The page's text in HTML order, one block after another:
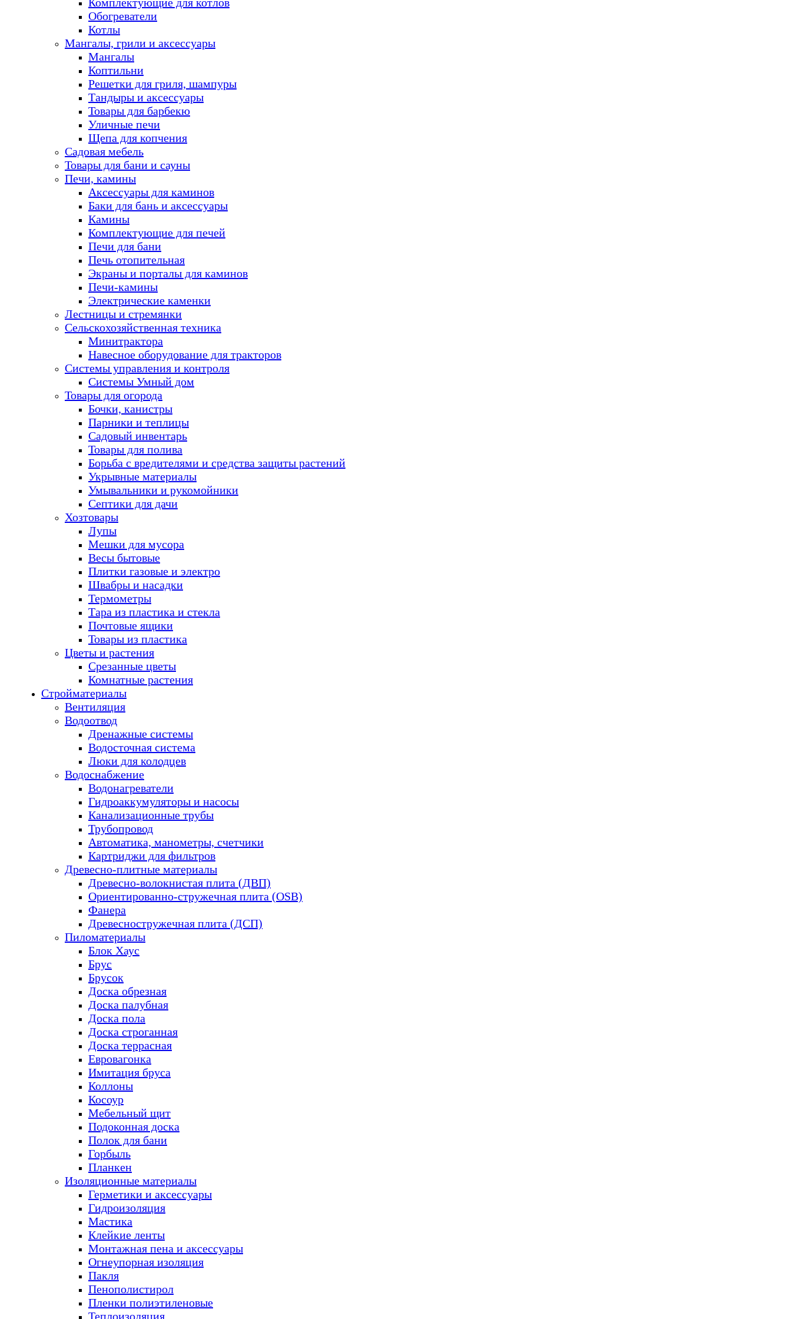
Обогреватели
Котлы
Мангалы, грили и аксессуары
Мангалы
Коптильни
Решетки для гриля, шампуры
Тандыры и аксессуары
Товары для барбекю
Уличные печи
Щепа для копчения
Садовая мебель
Товары для бани и сауны
Печи, камины
Аксессуары для каминов
Баки для бань и аксессуары
Камины
Комплектующие для печей
Печи для бани
Печь отопительная
Экраны и порталы для каминов
Печи-камины
Электрические каменки
Лестницы и стремянки
Сельскохозяйственная техника
Минитрактора
Навесное оборудование для тракторов
Системы управления и контроля
Системы Умный дом
Товары для огорода
Бочки, канистры
Парники и теплицы
Садовый инвентарь
Товары для полива
Борьба с вредителями и средства защиты растений
Укрывные материалы
Умывальники и рукомойники
Септики для дачи
Хозтовары
Лупы
Мешки для мусора
Весы бытовые
Плитки газовые и электро
Швабры и насадки
Термометры
Тара из пластика и стекла
Почтовые ящики
Товары из пластика
Цветы и растения
Срезанные цветы
Комнатные растения
Стройматериалы
Вентиляция
Водоотвод
Дренажные системы
Водосточная система
Люки для колодцев
Водоснабжение
Водонагреватели
Гидроаккумуляторы и насосы
Канализационные трубы
Трубопровод
Автоматика, манометры, счетчики
Картриджи для фильтров
Древесно-плитные материалы
Древесно-волокнистая плита (ДВП)
Ориентированно-стружечная плита (OSB)
Фанера
Древесностружечная плита (ДСП)
Пиломатериалы
Блок Хаус
Брус
Брусок
Доска обрезная
Доска палубная
Доска пола
Доска строганная
Доска террасная
Евровагонка
Имитация бруса
Коллоны
Косоур
Мебельный щит
Подоконная доска
Полок для бани
Горбыль
Планкен
Изоляционные материалы
Герметики и аксессуары
Гидроизоляция
Мастика
Клейкие ленты
Монтажная пена и аксессуары
Огнеупорная изоляция
Пакля
Пенополистирол
Пленки полиэтиленовые
Теплоизоляция